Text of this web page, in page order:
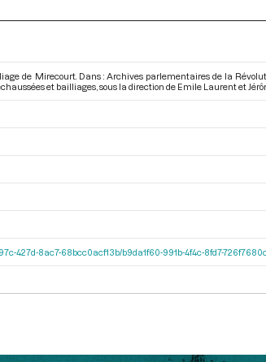
de Mirecourt. Dans : Archives parlementaires de la
et bailliages, sous la direction de Emile Laurent et
427d-8ac7-68bcc0acf13b/b9da1f60-991b-4f4c-8fd7-